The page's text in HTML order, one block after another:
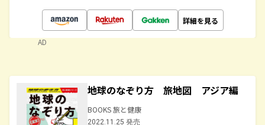
詳細を見る
AD
地球のなぞり方 旅地図 アジア編
BOOKS 旅と健康
2022.11.25 発売